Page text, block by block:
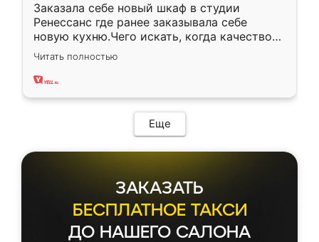
Заказала себе новый шкаф в студии
Ренессанс где ранее заказывала себе
новую кухню.Чего искать, когда качеством
вполне довольна. Служит кухня уже почти
два года, нареканий нет.
Читать полностью
Еще
ЗАКАЗАТЬ
БЕСПЛАТНОЕ ТАКСИ
ДО НАШЕГО САЛОНА